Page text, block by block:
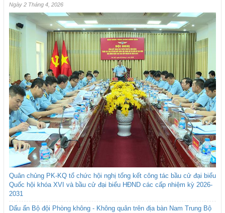
Ngày 2 Tháng 4, 2026
Quân chủng PK-KQ tổ chức hội nghị tổng kết công tác bầu cử đại biểu
Quốc hội khóa XVI và bầu cử đại biểu HĐND các cấp nhiệm kỳ 2026-
2031
Dấu ấn Bộ đội Phòng không - Không quân trên địa bàn Nam Trung Bộ